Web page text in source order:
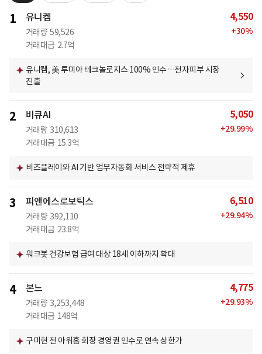
1 유니켐
거래량 59,526
거래대금 2.7억
4,550
+30%
유니켐, 美 루미아 테크놀로지스 100% 인수…전자피부 시장
진출
2 비큐AI
거래량 310,613
거래대금 15.3억
5,050
+29.99%
비즈플레이와 AI 기반 업무자동화 서비스 전략적 제휴
3 피앤에스로보틱스
거래량 392,110
거래대금 23.8억
6,510
+29.94%
워크봇 건강보험 급여 대상 18세 이하까지 확대
4 본느
거래량 3,253,448
거래대금 148억
4,775
+29.93%
구미현 전 아워홈 회장 경영권 인수로 연속 상한가